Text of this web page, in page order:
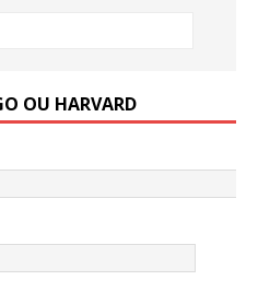
OU HARVARD